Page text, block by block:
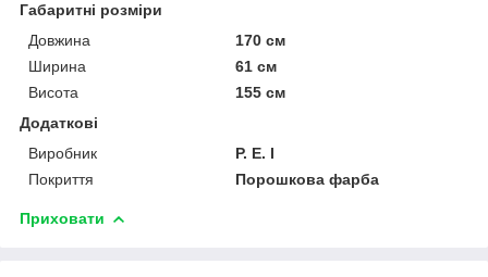
Габаритні розміри
Довжина
170 см
Ширина
61 см
Висота
155 см
Додаткові
Виробник
P. E. I
Покриття
Порошкова фарба
Приховати